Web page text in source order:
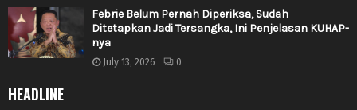
Febrie Belum Pernah Diperiksa, Sudah
Ditetapkan Jadi Tersangka, Ini Penjelasan KUHAP-
nya
July 13, 2026 0
HEADLINE